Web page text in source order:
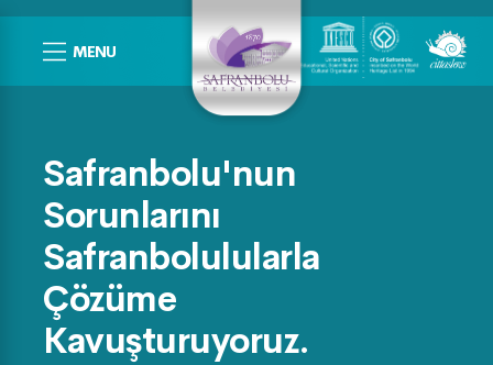
MENU
Safranbolu'nun
Sorunlarını
Safranbolulularla
Çözüme
Kavuşturuyoruz.